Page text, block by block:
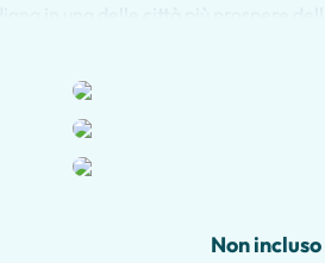
e affascinanti storie che
continua lungo la spettacolare
le sue case colorate arroccate sulle
paese, rilassarti sul
l'autentica cucina italiana in
Non incluso